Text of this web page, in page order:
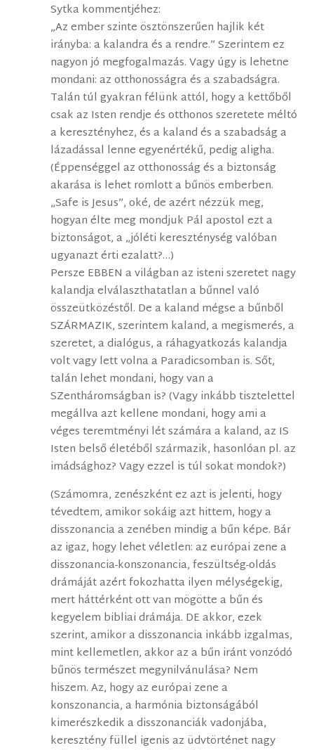
Sytka kommentjéhez:
„Az ember szinte ösztönszerűen hajlik két
irányba: a kalandra és a rendre.” Szerintem ez
nagyon jó megfogalmazás. Vagy úgy is lehetne
mondani: az otthonosságra és a szabadságra.
Talán túl gyakran félünk attól, hogy a kettőből
csak az Isten rendje és otthonos szeretete méltó
a keresztényhez, és a kaland és a szabadság a
lázadással lenne egyenértékű, pedig aligha.
(Éppenséggel az otthonosság és a biztonság
akarása is lehet romlott a bűnös emberben.
„Safe is Jesus”, oké, de azért nézzük meg,
hogyan élte meg mondjuk Pál apostol ezt a
biztonságot, a „jóléti kereszténység valóban
ugyanazt érti ezalatt?…)
Persze EBBEN a világban az isteni szeretet nagy
kalandja elválaszthatatlan a bűnnel való
összeütközéstől. De a kaland mégse a bűnből
SZÁRMAZIK, szerintem kaland, a megismerés, a
szeretet, a dialógus, a ráhagyatkozás kalandja
volt vagy lett volna a Paradicsomban is. Sőt,
talán lehet mondani, hogy van a
SZentháromságban is? (Vagy inkább tisztelettel
megállva azt kellene mondani, hogy ami a
véges teremtményi lét számára a kaland, az IS
Isten belső életéből származik, hasonlóan pl. az
imádsághoz? Vagy ezzel is túl sokat mondok?)
(Számomra, zenészként ez azt is jelenti, hogy
tévedtem, amikor sokáig azt hittem, hogy a
disszonancia a zenében mindig a bűn képe. Bár
az igaz, hogy lehet véletlen: az európai zene a
disszonancia-konszonancia, feszültség-oldás
drámáját azért fokozhatta ilyen mélységekig,
mert háttérként ott van mögötte a bűn és
kegyelem bibliai drámája. DE akkor, ezek
szerint, amikor a disszonancia inkább izgalmas,
mint kellemetlen, akkor az a bűn iránt vonzódó
bűnös természet megynilvánulása? Nem
hiszem. Az, hogy az európai zene a
konszonancia, a harmónia biztonságából
kimerészkedik a disszonanciák vadonjába,
keresztény füllel igenis az üdvtörténet nagy